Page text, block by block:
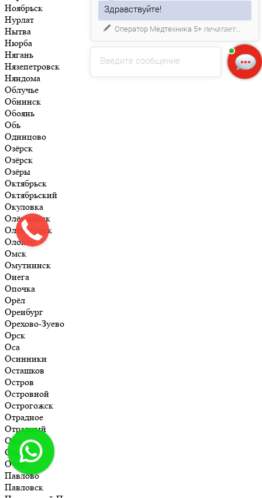
Ноябрьск
Нурлат
Нытва
Нюрба
Нягань
Нязепетровск
Няндома
Облучье
Обнинск
Обоянь
Обь
Одинцово
Озёрск
Озёрск
Озёры
Октябрьск
Октябрьский
Окуловка
Олёкминск
Оленегорск
Олонец
Омск
Омутнинск
Онега
Опочка
Орёл
Оренбург
Орехово-Зуево
Орск
Оса
Осинники
Осташков
Остров
Островной
Острогожск
Отрадное
Отрадный
Оха
Оханск
Очёр
Павлово
Павловск
Введите сообщение
Здравствуйте!
Оператор Медтехника 5+ печатает...